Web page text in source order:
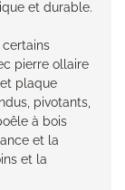
et durable.
certains
pierre ollaire
plaque
pivotants,
à bois
et la
et la